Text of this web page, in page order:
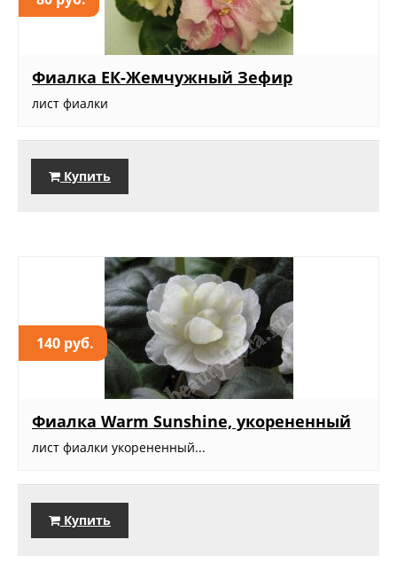
Фиалка ЕК-Жемчужный Зефир
лист фиалки
Купить
140 руб.
Фиалка Warm Sunshine, укорененный
лист фиалки укорененный...
Купить